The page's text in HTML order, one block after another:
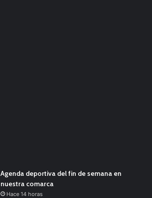
Agenda deportiva del fin de semana en
nuestra comarca
Hace 14 horas